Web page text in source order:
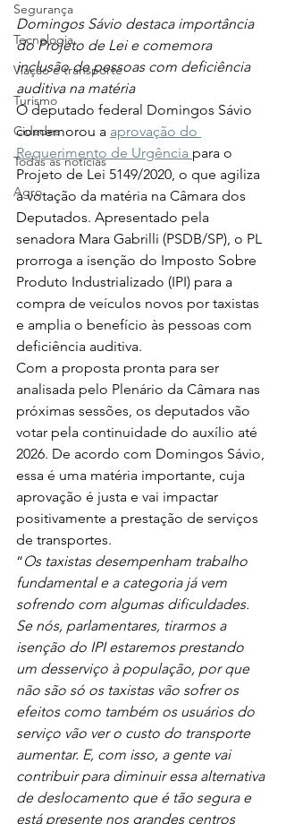
Segurança
Tecnologia
Viação e transporte
Turismo
Cidades
Todas as notícias
Agro
Domingos Sávio destaca importância
do Projeto de Lei e comemora
inclusão de pessoas com deficiência
auditiva na matéria
O deputado federal Domingos Sávio
comemorou a aprovação do
Requerimento de Urgência para o
Projeto de Lei 5149/2020, o que agiliza
a votação da matéria na Câmara dos
Deputados. Apresentado pela
senadora Mara Gabrilli (PSDB/SP), o PL
prorroga a isenção do Imposto Sobre
Produto Industrializado (IPI) para a
compra de veículos novos por taxistas
e amplia o benefício às pessoas com
deficiência auditiva.
Com a proposta pronta para ser
analisada pelo Plenário da Câmara nas
próximas sessões, os deputados vão
votar pela continuidade do auxílio até
2026. De acordo com Domingos Sávio,
essa é uma matéria importante, cuja
aprovação é justa e vai impactar
positivamente a prestação de serviços
de transportes.
“Os taxistas desempenham trabalho
fundamental e a categoria já vem
sofrendo com algumas dificuldades.
Se nós, parlamentares, tirarmos a
isenção do IPI estaremos prestando
um desserviço à população, por que
não são só os taxistas vão sofrer os
efeitos como também os usuários do
serviço vão ver o custo do transporte
aumentar. E, com isso, a gente vai
contribuir para diminuir essa alternativa
de deslocamento que é tão segura e
está presente nos grandes centros